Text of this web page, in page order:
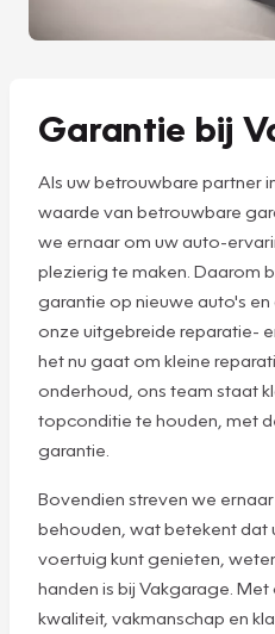
Garantie bij
Als uw betrouwbare partner
waarde van betrouwbare
we ernaar om uw auto-
plezierig te maken. Daarom
garantie op nieuwe auto's
onze uitgebreide reparatie-
het nu gaat om kleine
onderhoud, ons team staat
topconditie te houden, met
garantie.
Bovendien streven we
behouden, wat betekent dat
voertuig kunt genieten,
handen is bij Vakgarage.
kwaliteit, vakmanschap en